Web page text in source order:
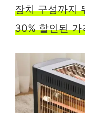
장치 구성까지
30% 할인된 가